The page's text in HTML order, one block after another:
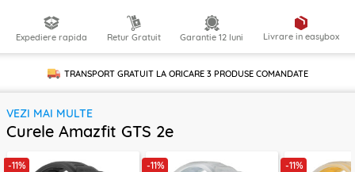
Expediere rapida Retur Gratuit Garantie 12 luni Livrare in easybox
TRANSPORT GRATUIT LA ORICARE 3 PRODUSECOMANDATE
VEZI MAI MULTE
Curele Amazfit GTS 2e
-11% -11% -11%